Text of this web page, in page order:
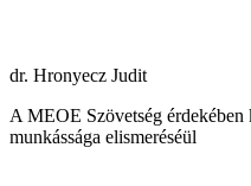
dr. Hronyecz Judit
A MEOE Szövetség
munkássága elismeréséül